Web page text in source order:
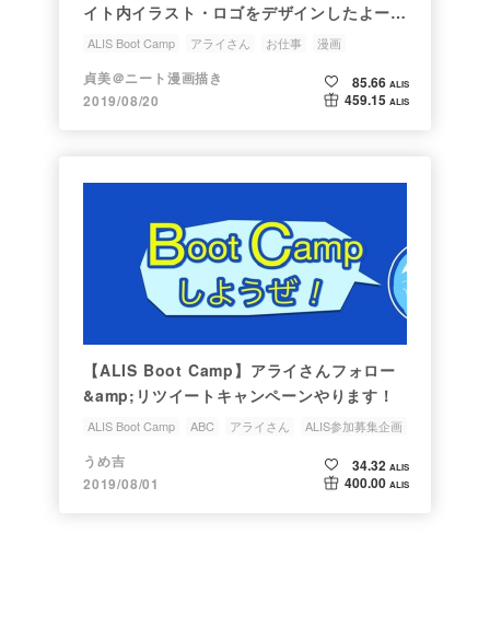
イト内イラスト・ロゴをデザインしたよー！
の話
ALIS Boot Camp アライさん お仕事 漫画
貞美＠ニート漫画描き
2019/08/20
85.66 ALIS
459.15 ALIS
【ALIS Boot Camp】アライさんフォロー
&amp;リツイートキャンペーンやります！
ALIS Boot Camp ABC アライさん
ALIS参加募集企画
ワインパスってなんだ
うめ吉
2019/08/01
34.32 ALIS
400.00 ALIS